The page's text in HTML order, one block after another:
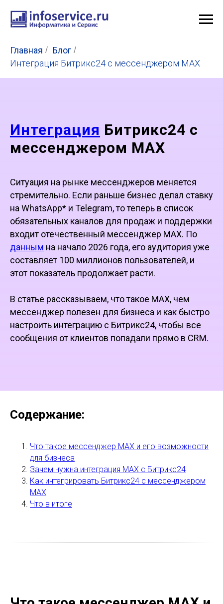
Главная / Блог /
Интеграция Битрикс24 с мессенджером MAX
Интеграция Битрикс24 с
мессенджером MAX
Ситуация на рынке мессенджеров меняется
стремительно. Если раньше бизнес делал ставку
на WhatsApp* и Telegram, то теперь в список
обязательных каналов для продаж и поддержки
входит отечественный мессенджер MAX. По
данным на начало 2026 года, его аудитория уже
составляет 100 миллионов пользователей, и
этот показатель продолжает расти.
В статье рассказываем, что такое MAX, чем
мессенджер полезен для бизнеса и как быстро
настроить интеграцию с Битрикс24, чтобы все
сообщения от клиентов попадали прямо в CRM.
Содержание:
Что такое мессенджер MAX и его возможности
для бизнеса
Зачем нужна интеграция MAX с Битрикс24
Как интегрировать Битрикс24 с мессенджером
MAX
Что в итоге